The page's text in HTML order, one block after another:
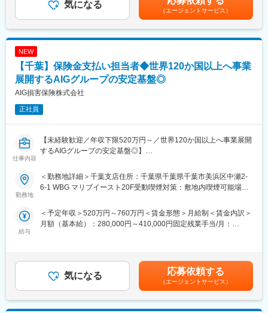
・ローンサポート部は、管理・審査・統括(企画)の３グループで構
成されています。30代から60代までさまざまな年齢や立場の方が
・ローンに関するプロフェッショナルが揃っており、不明な点が
変更の範囲：【変更の範囲：その他当行が指示する業務】
の高度化、案件レビュー、各種ルール整備等）
画業務にも携わることができます。
・地方銀行でありながら専門性の高い案件を幅広く取り扱ってお
り、ストラクチャードファイナンス分野の専門性を深めつつ、管
理職や専門職としてのキャリア形成につながります。
推進部門や海外審査業務へのキャリア展開も可能です。
・企業サポート部は、千葉銀行の与信管理の所管部署として融資
審査・企画・企業再生支援等を担っています。そのなかで、ビジ
通じて、当行の成長分野を支えています。
・グループは副部長1名、担当者6名（トレーニー含む）で構成さ
ます。
■当行の魅力：
千葉県内では圧倒的なシェアを持つリーディングバンクです。銀
行の在り方が問われる今、先進的で柔軟な取り組みを積極展開。
気になる
（エージェントサービス）
NEW
【千葉】保険金支払い担当者◆世界120か国以上へ事業
展開するAIGグループの安定基盤◎
AIG損害保険株式会社
正社員
仕事内容
【未経験歓迎／年収下限520万円～／世界120か国以上へ事業展開
するAIGグループの安定基盤◎】
■職務内容：
お客さまが事故や病気怪我等に見舞われた際に適切に保険金をお
支払いするお仕事です。
査や交渉、適正な支払い額の算定を行い迅速な保険金支払いを行
います。
入社する方のほとんどが未経験者です。蓄積してきた育成環境に
は自信がありますのでご安心ください。
お客さまから感謝の言葉をいただけることも多く、誇りとやりが
いを持てるお仕事です。
勤務地
＜勤務地詳細＞千葉支店住所：千葉県千葉県千葉市美浜区中瀬2-
6-1 WBG マリブイースト20F受動喫煙対策：敷地内喫煙可能場所
給与
＜予定年収＞520万円～760万円＜賃金形態＞月給制＜賃金内訳＞
月額（基本給）：280,000円～410,000円固定残業手当/月：
給与：・経験者はスキルに応じて更に優遇・固定残業代含む（固
定残業代の相当時間42.0時間／月）・賞与年一回支給賃金はあく
までも目安の金額であり、選考を通じて上下する可能性がありま
す。月給(月額)は固定手当を含めた表記です。
気になる 応募依頼する
（エージェントサービス）